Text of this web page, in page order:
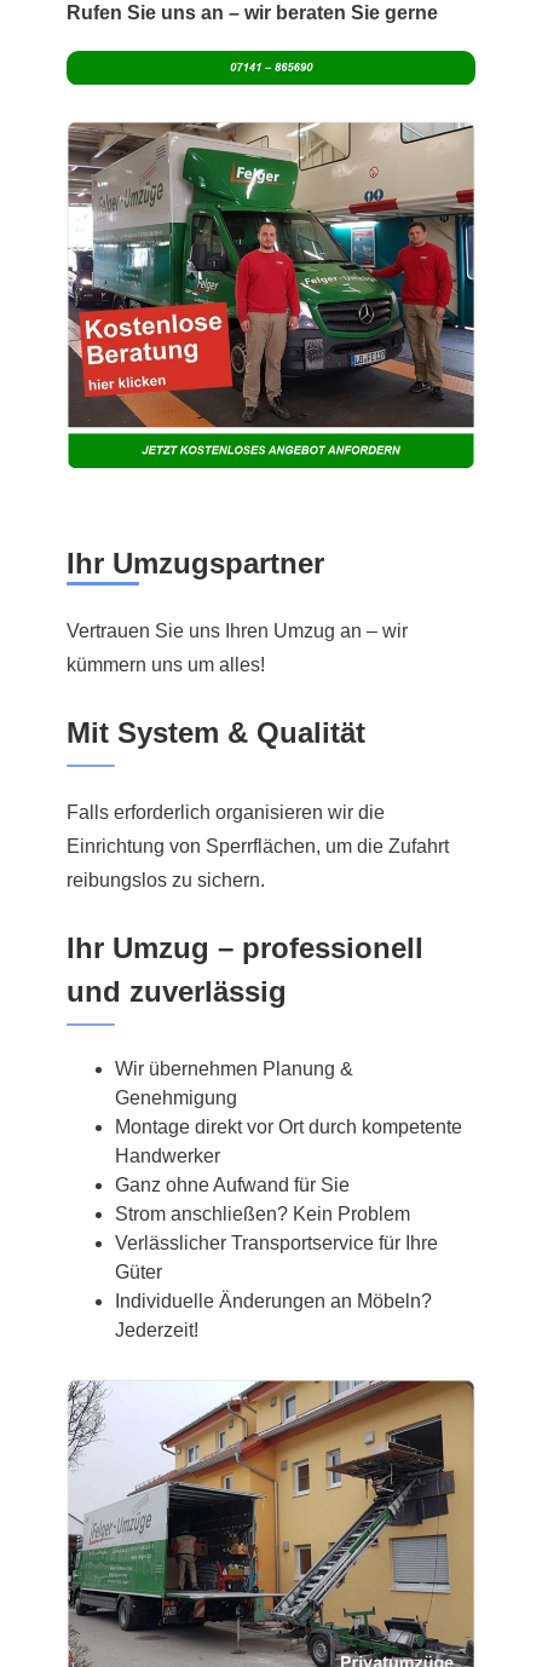
Rufen Sie uns an – wir beraten Sie gerne
Ihr Umzugspartner
Vertrauen Sie uns Ihren Umzug an – wir
kümmern uns um alles!
Mit System & Qualität
Falls erforderlich organisieren wir die
Einrichtung von Sperrflächen, um die Zufahrt
reibungslos zu sichern.
Ihr Umzug – professionell
und zuverlässig
Wir übernehmen Planung &
Genehmigung
Montage direkt vor Ort durch kompetente
Handwerker
Ganz ohne Aufwand für Sie
Strom anschließen? Kein Problem
Verlässlicher Transportservice für Ihre
Güter
Individuelle Änderungen an Möbeln?
Jederzeit!